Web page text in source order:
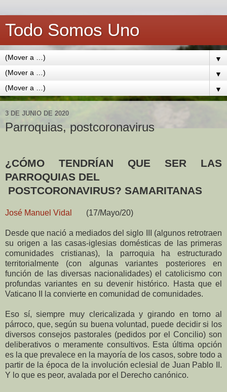
Todo Somos Uno
▼
▼
▼
3 DE JUNIO DE 2020
Parroquias, postcoronavirus
¿CÓMO TENDRÍAN QUE SER LAS
PARROQUIAS DEL
POSTCORONAVIRUS? SAMARITANAS
José Manuel Vidal (17/Mayo/20)
Desde que nació a mediados del siglo III (algunos retrotraen
su origen a las casas-iglesias domésticas de las primeras
comunidades cristianas), la parroquia ha estructurado
territorialmente (con algunas variantes posteriores en
función de las diversas nacionalidades) el catolicismo con
profundas variantes en su devenir histórico. Hasta que el
Vaticano II la convierte en comunidad de comunidades.
Eso sí, siempre muy clericalizada y girando en torno al
párroco, que, según su buena voluntad, puede decidir si los
diversos consejos pastorales (pedidos por el Concilio) son
deliberativos o meramente consultivos. Esta última opción
es la que prevalece en la mayoría de los casos, sobre todo a
partir de la época de la involución eclesial de Juan Pablo II.
Y lo que es peor, avalada por el Derecho canónico.